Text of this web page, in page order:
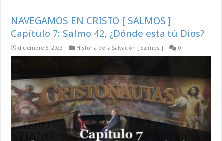
NAVEGAMOS EN CRISTO [ SALMOS ]
Capítulo 7: Salmo 42, ¿Dónde esta tú Dios?
diciembre 6, 2023 Historia de la Salvación [ Salmos ] 0